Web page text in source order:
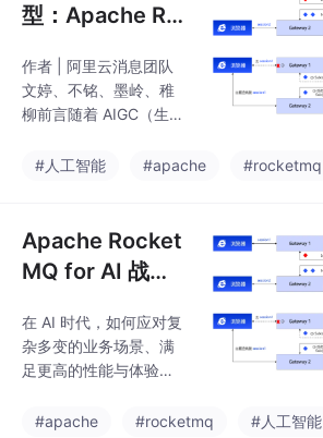
型：Apache Ro
AI 应用拥抱事件
驱动架构？
作者 | 阿里云消息团队
文婷、不铭、墨岭、稚
柳前言随着 AIGC（生
卷全球，大语言模型（L
式。这场由模型与算法
驱动的技术革命，带来
了前所未有的机遇，也
来了全新而严峻的工程
挑战：如何保障长耗时
对话的连续性？如何公
力资源？如何避免多 AI
#人工智能 #apache #rocketmq
Apache Rocket
MQ for AI 战略
Q 新时代
在 AI 时代，如何应对复
杂多变的业务场景、满
足更高的性能与体验要
cketMQ 演进过程中的
#apache #rocketmq #人工智能